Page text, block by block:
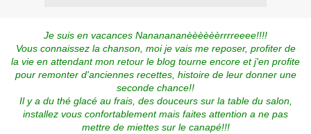
Je suis en vacances Nananananèèèèèèrrrreeee!!!!
Vous connaissez la chanson, moi je vais me reposer, profiter de
la vie en attendant mon retour le blog tourne encore et j'en profite
pour remonter d'anciennes recettes, histoire de leur donner une
seconde chance!!
Il y a du thé glacé au frais, des douceurs sur la table du salon,
installez vous confortablement mais faites attention a ne pas
mettre de miettes sur le canapé!!!